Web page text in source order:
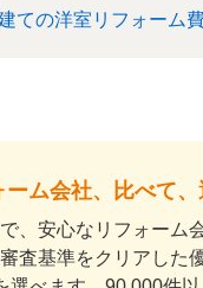
ての洋室リフォーム
ーム会社、比べて
、安心なリフォーム
査基準をクリアした